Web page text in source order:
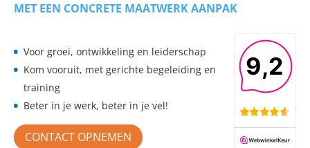
MET EEN CONCRETE MAATWERK AANPAK
Voor groei, ontwikkeling en leiderschap
Kom vooruit, met gerichte begeleiding en
training
Beter in je werk, beter in je vel!
CONTACT OPNEMEN